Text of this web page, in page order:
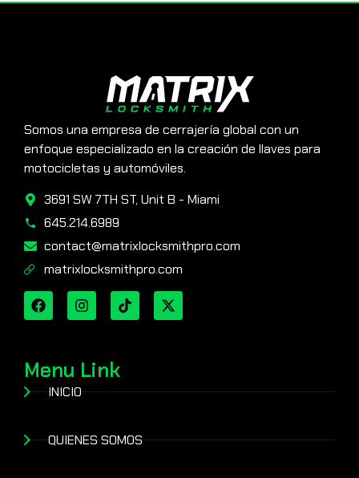
Somos una empresa de cerrajería global con un
enfoque especializado en la creación de llaves para
motocicletas y automóviles.
3691 SW 7TH ST, Unit B - Miami
645.214.6989
contact@matrixlocksmithpro.com
matrixlocksmithpro.com
Menu Link
INICIO
QUIENES SOMOS